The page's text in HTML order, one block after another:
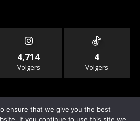
4,714
Volgers
4
Volgers
ensure that we give you the best
If you continue to use this site we